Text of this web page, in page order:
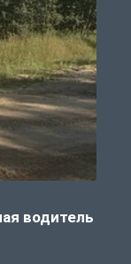
водитель